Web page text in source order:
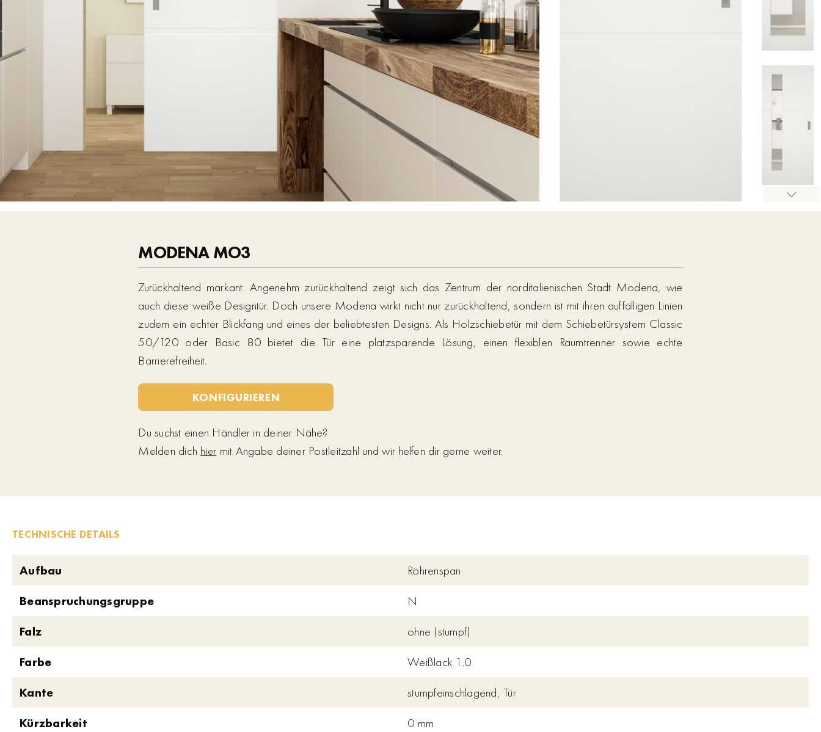
MODENA MO3
Zurückhaltend markant: Angenehm zurückhaltend zeigt sich das Zentrum der norditalienischen Stadt Modena, wie
auch diese weiße Designtür. Doch unsere Modena wirkt nicht nur zurückhaltend, sondern ist mit ihren auffälligen Linien
zudem ein echter Blickfang und eines der beliebtesten Designs. Als Holzschiebetür mit dem Schiebetürsystem Classic
50/120 oder Basic 80 bietet die Tür eine platzsparende Lösung, einen flexiblen Raumtrenner sowie echte
Barrierefreiheit.
KONFIGURIEREN
Du suchst einen Händler in deiner Nähe?
Melden dich hier mit Angabe deiner Postleitzahl und wir helfen dir gerne weiter.
TECHNISCHE DETAILS
Aufbau
Röhrenspan
Beanspruchungsgruppe
N
Falz
ohne (stumpf)
Farbe
Weißlack 1.0
Kante
stumpfeinschlagend, Tür
Kürzbarkeit
0 mm